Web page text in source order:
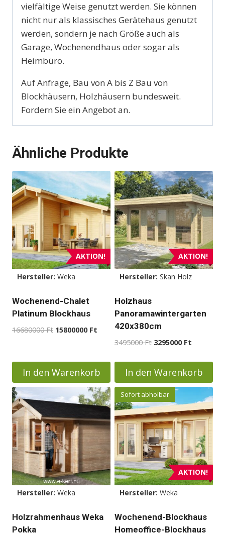
vielfältige Weise genutzt werden. Sie können
nicht nur als klassisches Gerätehaus genutzt
werden, sondern je nach Größe auch als
Garage, Wochenendhaus oder sogar als
Heimbüro.
Auf Anfrage, Bau von A bis Z Bau von
Blockhäusern, Holzhäusern bundesweit.
Fordern Sie ein Angebot an.
Ähnliche Produkte
AKTION!
Hersteller: Weka
Wochenend-Chalet
Platinum Blockhaus
16680000Ft Ursprünglicher
16680000 Ft
15800000 Ft Aktueller
15800000 Ft.
In den Warenkorb
AKTION!
Hersteller: Skan Holz
Holzhaus
Panoramawintergarten
420x380cm
3495000Ft Ursprünglicher
war:
3495000 Ft
3295000 Ft
ist:
3295000
In den Warenkorb
Hersteller: Weka
Holzrahmenhaus Weka
Pokka
AKTION!
Sofort abholbar
Hersteller: Weka
Wochenend-Blockhaus
Homeoffice-Blockhaus